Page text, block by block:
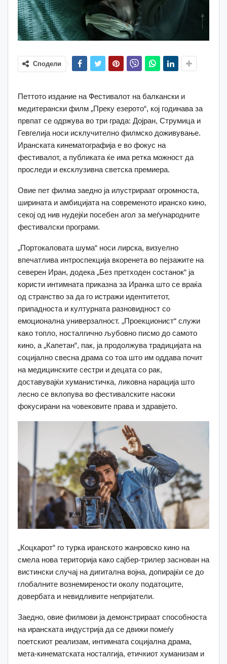
Сподели
Петтото издание на Фестивалот на балкански и
медитерански филм „Преку езерото“, кој годинава за
првпат се одржува во три града: Дојран, Струмица и
Гевгелија носи исклучително филмско доживување.
Иранската кинематографија е во фокус на
фестивалот, а публиката ќе има ретка можност да
проследи и ексклузивна светска премиера.
Овие пет филма заедно ја илустрираат огромноста,
ширината и амбицијата на современото иранско кино,
секој од нив нудејќи посебен агол за меѓународните
фестивалски програми.
„Портокаловата шума“ носи лирска, визуелно
впечатлива интроспекција вкоренета во пејзажите на
северен Иран, додека „Без претходен состанок“ ја
користи интимната приказна за Иранка што се враќа
од странство за да го истражи идентитетот,
припадноста и културната разновидност со
емоционална универзалност. „Проекционист“ служи
како топло, носталгично љубовно писмо до самото
кино, а „Капетан“, пак, ја продолжува традицијата на
социјално свесна драма со тоа што им оддава почит
на медицинските сестри и децата со рак,
доставувајќи хуманистичка, ликовна нарација што
лесно се вклопува во фестивалските насоки
фокусирани на човековите права и здравјето.
„Коцкарот“ го турка иранското жанровско кино на
смела нова територија како сајбер-трилер заснован на
вистински случај на дигитална војна, допирајќи се до
глобалните вознемирености околу податоците,
довербата и невидливите непријатели.
Заедно, овие филмови ја демонстрираат способноста
на иранската индустрија да се движи помеѓу
поетскиот реализам, интимната социјална драма,
мета-кинематската носталгија, етичкиот хуманизам и